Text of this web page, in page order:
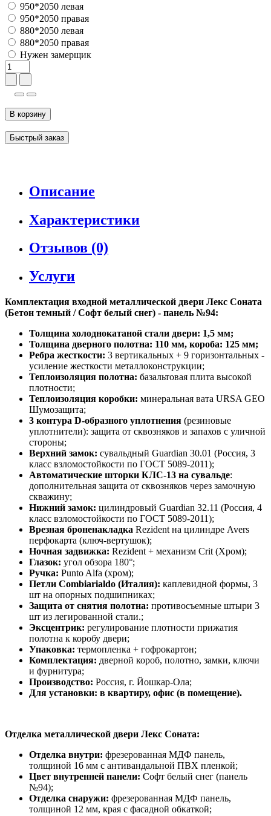
950*2050 левая
950*2050 правая
880*2050 левая
880*2050 правая
Нужен замерщик
В корзину
Быстрый заказ
Описание
Характеристики
Отзывов (0)
Услуги
Комплектация входной металлической двери Лекс Соната
(Бетон темный / Софт белый снег) - панель №94:
Толщина холоднокатаной стали двери: 1,5 мм;
Толщина дверного полотна: 110 мм, короба: 125 мм;
Ребра жесткости: 3 вертикальных + 9 горизонтальных -
усиление жесткости металлоконструкции;
Теплоизоляция полотна: базальтовая плита высокой
плотности;
Теплоизоляция коробки: минеральная вата URSA GEO
Шумозащита;
3 контура D-образного уплотнения (резиновые
уплотнители): защита от сквозняков и запахов с уличной
стороны;
Верхний замок: сувальдный Guardian 30.01 (Россия, 3
класс взломостойкости по ГОСТ 5089-2011);
Автоматические шторки КЛС-13 на сувальде:
дополнительная защита от сквозняков через замочную
скважину;
Нижний замок: цилиндровый Guardian 32.11 (Россия, 4
класс взломостойкости по ГОСТ 5089-2011);
Врезная броненакладка Rezident на цилиндре Avers
перфокарта (ключ-вертушок);
Ночная задвижка: Rezident + механизм Crit (Хром);
Глазок: угол обзора 180°;
Ручка: Punto Alfa (хром);
Петли Combiarialdo (Италия): каплевидной формы, 3
шт на опорных подшипниках;
Защита от снятия полотна: противосъемные штыри 3
шт из легированной стали.;
Эксцентрик: регулирование плотности прижатия
полотна к коробу двери;
Упаковка: термопленка + гофрокартон;
Комплектация: дверной короб, полотно, замки, ключи
и фурнитура;
Производство: Россия, г. Йошкар-Ола;
Для установки: в квартиру, офис (в помещение).
Отделка металлической двери Лекс Соната:
Отделка внутри: фрезерованная МДФ панель,
толщиной 16 мм с антивандальной ПВХ пленкой;
Цвет внутренней панели: Софт белый снег (панель
№94);
Отделка снаружи: фрезерованная МДФ панель,
толщиной 12 мм, края с фасадной обкаткой;